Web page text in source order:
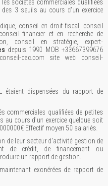
sociétés commerciales qualifiées
3 seuils au cours d'un exercice
conseil en droit fiscal, conseil
financier et en recherche de
conseil en stratégie, expert-
depuis 1990 MOB +33667399676
cac.com site web conseil-
étaient dispensées du rapport de
commerciales qualifiées de petites
au cours d'un exercice quelque soit
Effectif moyen 50 salariés.
de leur secteur d'activité gestion de
de crédit, de financement ou
un rapport de gestion.
exonérées de rapport de